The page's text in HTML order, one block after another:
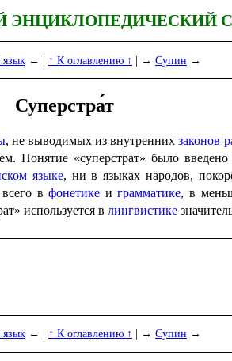
ЭНЦИКЛОПЕДИЧЕСКИЙ
← | ↑ К оглавлению ↑ | → Супин →
Суперстра́т
, не выводимых из внутреннихзаконов
Понятие «суперстрат» было
языке, ни в языках народов,
всего вфонетике играмматике, в
используется в лингвистике
← | ↑ К оглавлению ↑ | → Супин →